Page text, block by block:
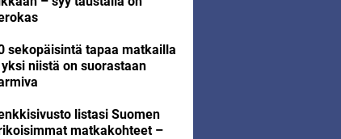
sekopäisintä tapaa matkailla
niistä on suorastaan
listasi Suomen
matkakohteet –